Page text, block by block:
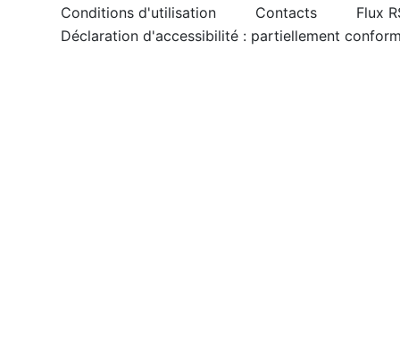
Conditions d'utilisation Contacts
Flux
Déclaration d'accessibilité : partiellement